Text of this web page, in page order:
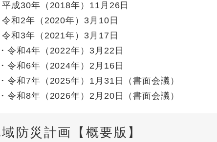
成30年（2018年）11月26日
和2年（2020年）3月10日
和3年（2021年）3月17日
令和4年（2022年）3月22日
令和6年（2024年）2月16日
令和7年（2025年）1月31日（書面会議）
令和8年（2026年）2月20日（書面会議）
防災計画【概要版】